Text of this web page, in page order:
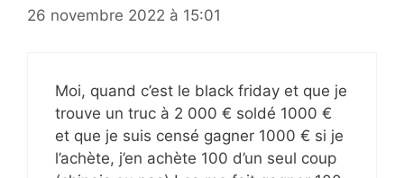
26 novembre 2022 à 15:01
Moi, quand c’est le black friday et que je
trouve un truc à 2 000 € soldé 1000 €
et que je suis censé gagner 1000 € si je
l’achète, j’en achète 100 d’un seul coup